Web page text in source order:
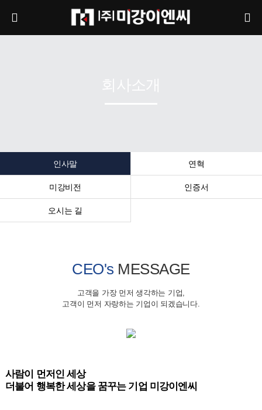
인사말 연혁
미강비전 인증서
오시는 길
CEO's MESSAGE
고객을 가장 먼저 생각하는 기업,
고객이 먼저 자랑하는 기업이 되겠습니다.
사람이 먼저인 세상
더불어 행복한 세상을 꿈꾸는 기업 미강이엔씨